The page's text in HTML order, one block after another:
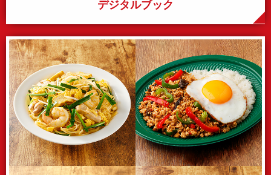
デジタルブック